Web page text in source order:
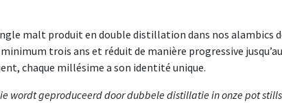
malt produit en double distillation dans nos alambics
trois ans et réduit de manière progressive
chaque millésime a son identité unique.
wordt geproduceerd door dubbele distillatie in onze pot